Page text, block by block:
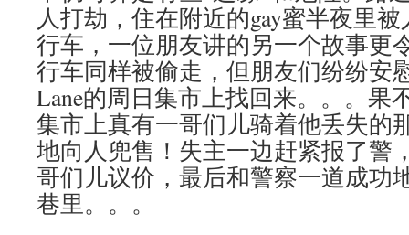
人打劫，住在附近的gay蜜半夜里
行车，一位朋友讲的另一个故事更
行车同样被偷走，但朋友们纷纷安
Lane的周日集市上找回来。。。果
集市上真有一哥们儿骑着他丢失的
地向人兜售！失主一边赶紧报了警
哥们儿议价，最后和警察一道成功
巷里。。。